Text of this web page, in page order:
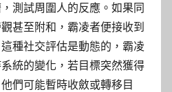
測試周圍人的反應。如果同
甚至附和，霸凌者便接收到
這種社交評估是動態的，霸凌
統的變化，若目標突然獲得
們可能暫時收斂或轉移目